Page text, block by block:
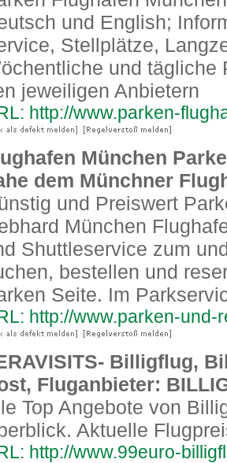
und English;
Stellplätze,
und tägliche
jeweiligen Anbietern
http://www.parken-
München
dem Münchner
und Preiswert
München
Shuttleservice zum
bestellen und
Seite. Im
http://www.parken-und-
Billigflug,
Fluganbieter:
Top Angebote von
Aktuelle
http://www.99euro-